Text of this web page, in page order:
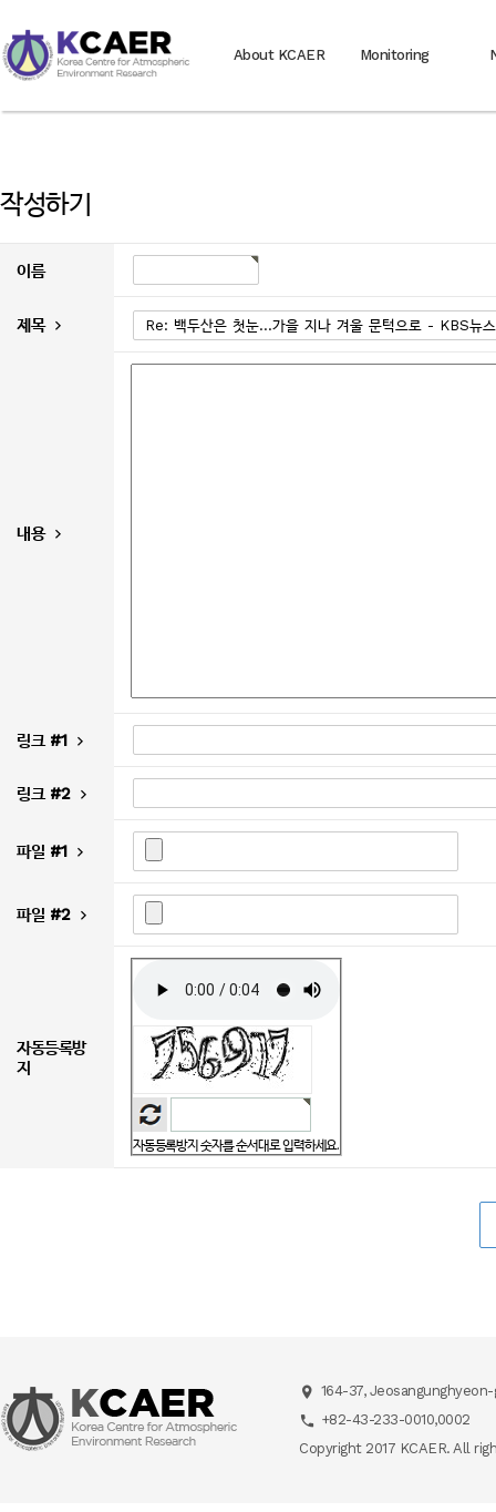
About KCAER Monitoring
작성하기
이름
제목
내용
링크 #1
링크 #2
파일 #1
파일 #2
자동등록방
지
자동등록방지 숫자를 순서대로 입력하세요.
164-37,
+82-43-233-0010,0002
Copyright 2017 KCAER. All